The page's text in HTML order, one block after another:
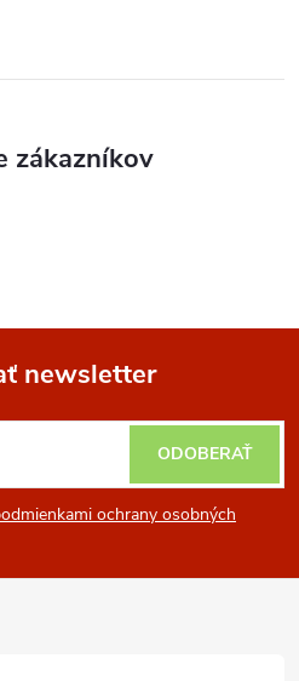
zákazníkov
newsletter
ochrany osobných
ODOBERAŤ